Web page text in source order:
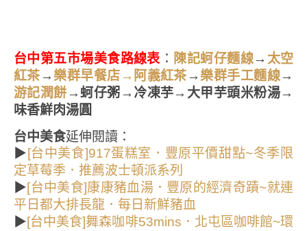
台中第五市場美食路線表： 陳記蚵仔麵線→ 太空
紅茶→ 樂群早餐店→阿義紅茶→ 樂群手工麵線→
游記潤餅 →蚵仔粥→冷凍芋→大甲芋頭米粉湯→
味香鮮肉湯圓
台中美食延伸閱讀：
▶ [台中美食]917蛋糕室．豐原平價甜點~冬季限
定草莓季．推薦波士頓派系列
▶[台中美食]康康豬血湯．豐原的經濟奇蹟~就連
平日都大排長龍．每日新鮮豬血
▶[台中美食]舞森咖啡53mins．北屯區咖啡館~環